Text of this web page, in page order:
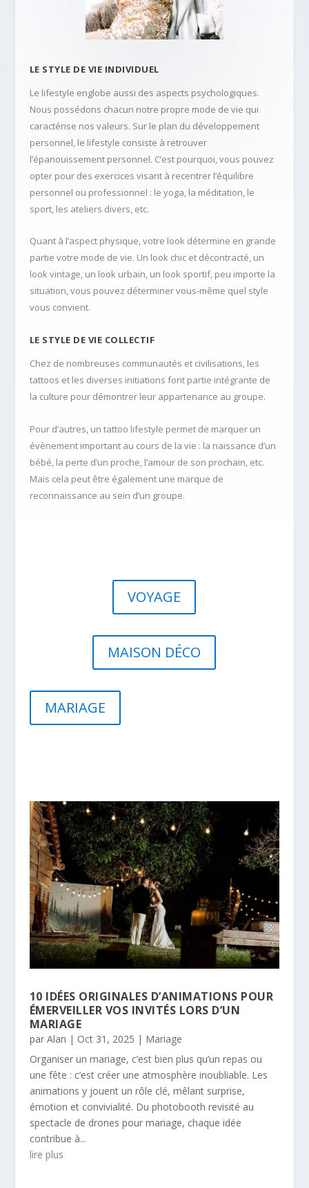
LE STYLE DE VIE INDIVIDUEL
Le lifestyle englobe aussi des aspects psychologiques.
Nous possédons chacun notre propre mode de vie qui
caractérise nos valeurs. Sur le plan du développement
personnel, le lifestyle consiste à retrouver
l’épanouissement personnel. C’est pourquoi, vous pouvez
opter pour des exercices visant à recentrer l’équilibre
personnel ou professionnel : le yoga, la méditation, le
sport, les ateliers divers, etc.
Quant à l’aspect physique, votre look détermine en grande
partie votre mode de vie. Un look chic et décontracté, un
look vintage, un look urbain, un look sportif, peu importe la
situation, vous pouvez déterminer vous-même quel style
vous convient.
LE STYLE DE VIE COLLECTIF
Chez de nombreuses communautés et civilisations, les
tattoos et les diverses initiations font partie intégrante de
la culture pour démontrer leur appartenance au groupe.
Pour d’autres, un tattoo lifestyle permet de marquer un
évènement important au cours de la vie : la naissance d’un
bébé, la perte d’un proche, l’amour de son prochain, etc.
Mais cela peut être également une marque de
reconnaissance au sein d’un groupe.
VOYAGE
MAISON DÉCO
MARIAGE
10 IDÉES ORIGINALES D’ANIMATIONS POUR
ÉMERVEILLER VOS INVITÉS LORS D’UN
MARIAGE
par Alan | Oct 31, 2025 | Mariage
Organiser un mariage, c’est bien plus qu’un repas ou
une fête : c’est créer une atmosphère inoubliable. Les
animations y jouent un rôle clé, mêlant surprise,
émotion et convivialité. Du photobooth revisité au
spectacle de drones pour mariage, chaque idée
contribue à...
lire plus